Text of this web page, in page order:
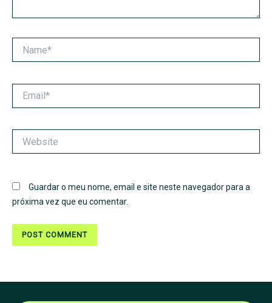
Guardar o meu nome, email e site neste navegador para a
próxima vez que eu comentar.